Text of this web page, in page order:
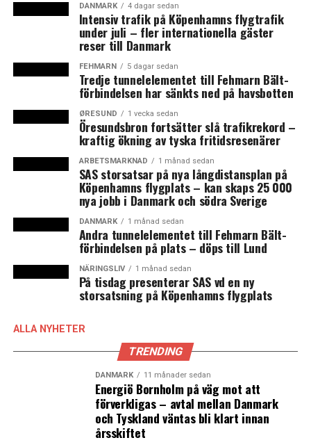
danska kunskapscentret Kvinfo, Nina Groes, kallar
undersökningen ett ”wake-up-call”.
– I år har vi färre kvinnor på röstsedlarna än vid senast
val. I Danmark har vi ibland den uppfattningen att vi har
uppnått jämställdhet men om vi somnar eller tillåter
detta att bli mer omfattande går vi tillbaka, säger Nina
Groes till Berlingske.
Ojämställdheten verkar vara större i kommunpolitiken
än den nationella politiken. I kommunerna är även
kvinnornas andel lägre än nationellt, runt var tredje
kommunpolitiker är kvinna och enbart var åttonde
kommun har en kvinnlig borgmästare.
Andelen kvinnor i regeringen har varit runt 30 procent i
senare år. Flest var det i Lars Løkke Rasmussens
borgerliga regering 2009. Danmark finns som nummer
16 på listan över de mest jämställda parlament i
som är nummer ett och två, är mera än hälften av
parlamentsledamöterna kvinnor. (News Øresund)
Fakta: Kvinnors rösträtt
Danmark firar alltid ”grundlovsdagen” den 5 juni. I år
DANMARK 4 dagar sedan
Intensiv trafik på Köpenhamns flygtrafik
under juli – fler internationella gäster
reser till Danmark
FEHMARN 5 dagar sedan
Tredje tunnelelementet till Fehmarn Bält-
förbindelsen har sänkts ned på havsbotten
ØRESUND 1 vecka sedan
Öresundsbron fortsätter slå trafikrekord –
kraftig ökning av tyska fritidsresenärer
ARBETSMARKNAD 1 månad sedan
SAS storsatsar på nya långdistansplan på
Köpenhamns flygplats – kan skaps 25 000
nya jobb i Danmark och södra Sverige
DANMARK 1 månad sedan
Andra tunnelelementet till Fehmarn Bält-
förbindelsen på plats – döps till Lund
NÄRINGSLIV 1 månad sedan
På tisdag presenterar SAS vd en ny
storsatsning på Köpenhamns flygplats
ALLA NYHETER
TRENDING
DANMARK 11 månader sedan
Energiö Bornholm på väg mot att
förverkligas – avtal mellan Danmark
och Tyskland väntas bli klart innan
årsskiftet